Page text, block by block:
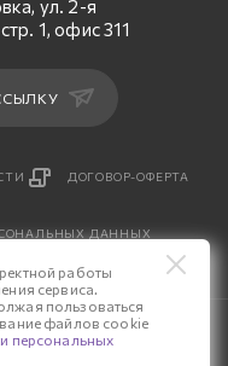
ул. 2-я
1, офис 311
ДОГОВОР-ОФЕРТА
ДАННЫХ
«М-Постель».
работы
сервиса.
пользоваться
файлов cookie
персональных